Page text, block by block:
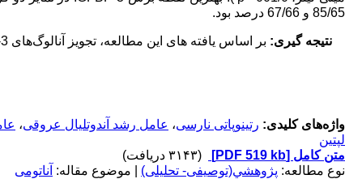
85/65 و 67/66 درصد بود.
نتیجه گیری: بر اساس یافته های این مطالعه، تجویز آنالوگ‌های IGFBP-3 ممکن است در پروفیلاکسی و درمان رتینوپاتی نارسی نقش داشته باشد.
واژه‌های کلیدی: رتینوپاتی نارسی، عامل رشد آندوتلیال عروقی،
لپتین
متن کامل [PDF 519 kb]
(۳۱۴۳ دریافت)
نوع مطالعه: پژوهشي(توصیفی- تحلیلی) | موضوع مقاله: آناتومی